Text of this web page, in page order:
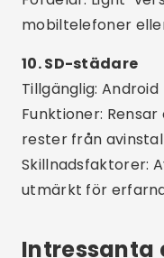
Lita på okända
appar med få
den officiella
Använda mer än
skapa konflikter
telefon ännu
Ta bort viktiga
granska innan du